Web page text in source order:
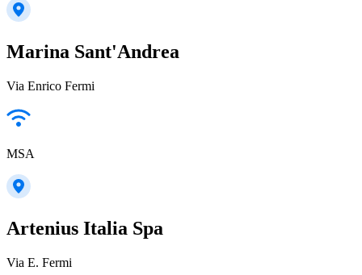
Marina Sant'Andrea
Via Enrico Fermi
MSA
Artenius Italia Spa
Via E. Fermi